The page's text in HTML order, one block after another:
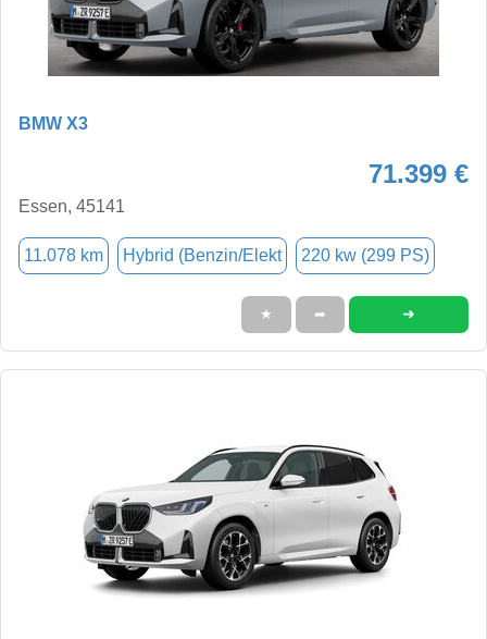
BMW X3
71.399 €
Essen, 45141
11.078 km Hybrid (Benzin/Elekt 220 kw (299 PS)
★ ➦ ➜